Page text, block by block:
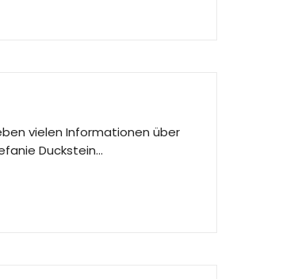
vielen Informationen über
Duckstein…